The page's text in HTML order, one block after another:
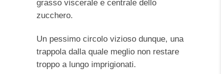
grasso viscerale e centrale dello
zucchero.
Un pessimo circolo vizioso dunque, una
trappola dalla quale meglio non restare
troppo a lungo imprigionati.